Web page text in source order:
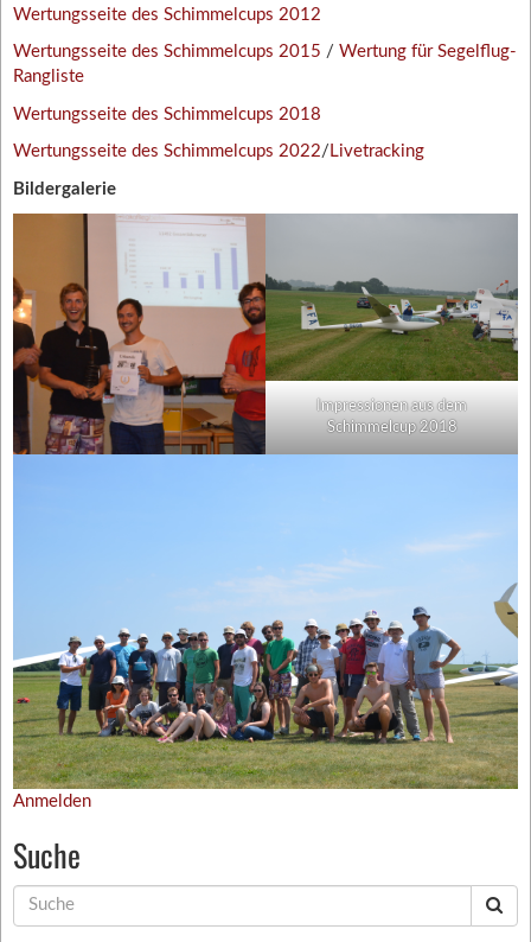
Wertungsseite des Schimmelcups 2012
Wertungsseite des Schimmelcups 2015 / Wertung für Segelflug-
Rangliste
Wertungsseite des Schimmelcups 2018
Wertungsseite des Schimmelcups 2022/ Livetracking
Bildergalerie
Impressionen aus dem
Schimmelcup 2018
Anmelden
Suche
Suche
nach: